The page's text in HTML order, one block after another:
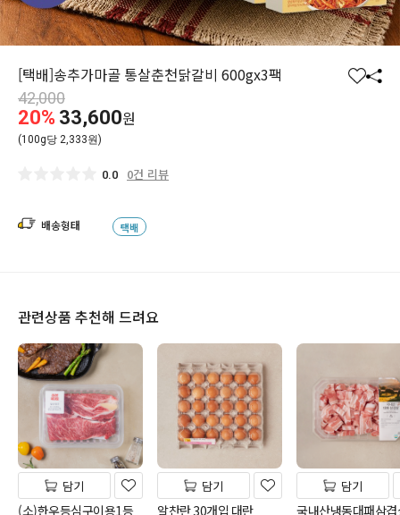
[택배]송추가마골 통살춘천닭갈비 600gx3팩
찜 공
42,000
20% 33,600원
(100g당 2,333원)
0.0 0건 리뷰
배송형태 택배
관련상품 추천해 드려요
담기
(소)한우등심구이용1등
담기
알찬란 30개입 대란
담기
국내산냉동대패삼겹